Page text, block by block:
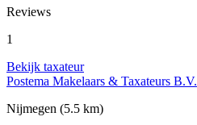
Reviews
1
Bekijk taxateur
Postema Makelaars & Taxateurs B.V.
Nijmegen (5.5 km)